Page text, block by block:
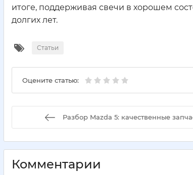
итоге, поддерживая свечи в хорошем
долгих лет.
Статьи
Оцените статью:
Разбор Mazda 5: качественные
Комментарии